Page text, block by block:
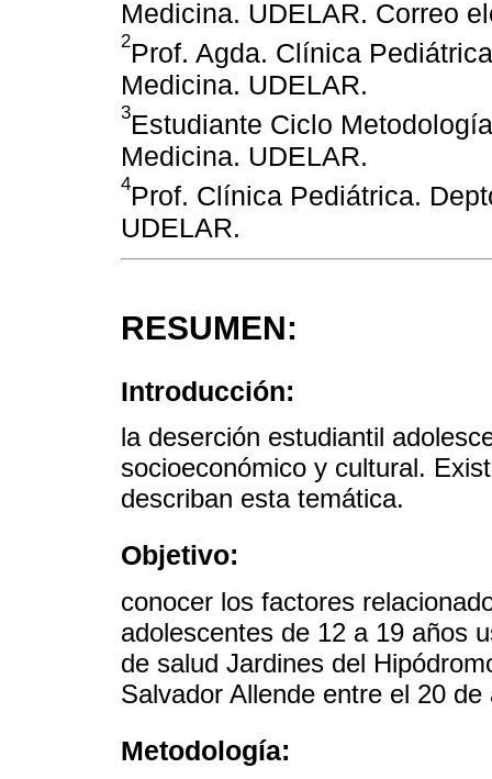
Medicina. UDELAR. Correo
2Prof. Agda. Clínica
Medicina. UDELAR.
3Estudiante Ciclo
Medicina. UDELAR.
4Prof. Clínica Pediátrica.
UDELAR.
RESUMEN:
Introducción:
la deserción estudiantil
socioeconómico y cultural.
describan esta temática.
Objetivo:
conocer los factores
adolescentes de 12 a 19 años
de salud Jardines del
Salvador Allende entre el 20
Metodología: